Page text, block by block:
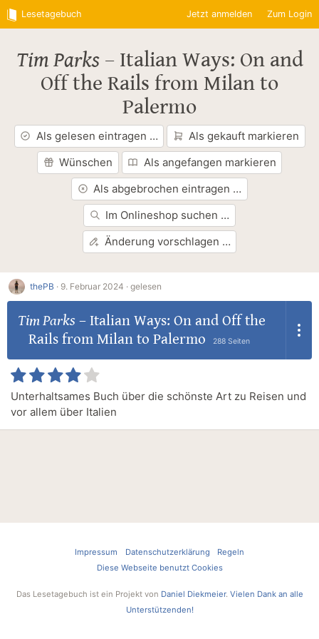
Lesetagebuch Jetzt anmelden Zum Login
Tim Parks– Italian Ways: On and
Off the Rails from Milan to
Palermo
Als gelesen eintragen …
Als gekauft markieren
Wünschen
Als angefangen markieren
Als abgebrochen eintragen …
Im Onlineshop suchen …
Änderung vorschlagen …
thePB · 9. Februar 2024 · gelesen
Tim Parks – Italian Ways: On and Off the
Rails from Milan to Palermo
288 Seiten
Unterhaltsames Buch über die schönste Art zu Reisen und
vor allem über Italien
Impressum Datenschutzerklärung
Regeln
Diese Webseite benutzt Cookies
Das Lesetagebuch ist ein Projekt von Daniel Diekmeier. Vielen Dank an alle
Unterstützenden!